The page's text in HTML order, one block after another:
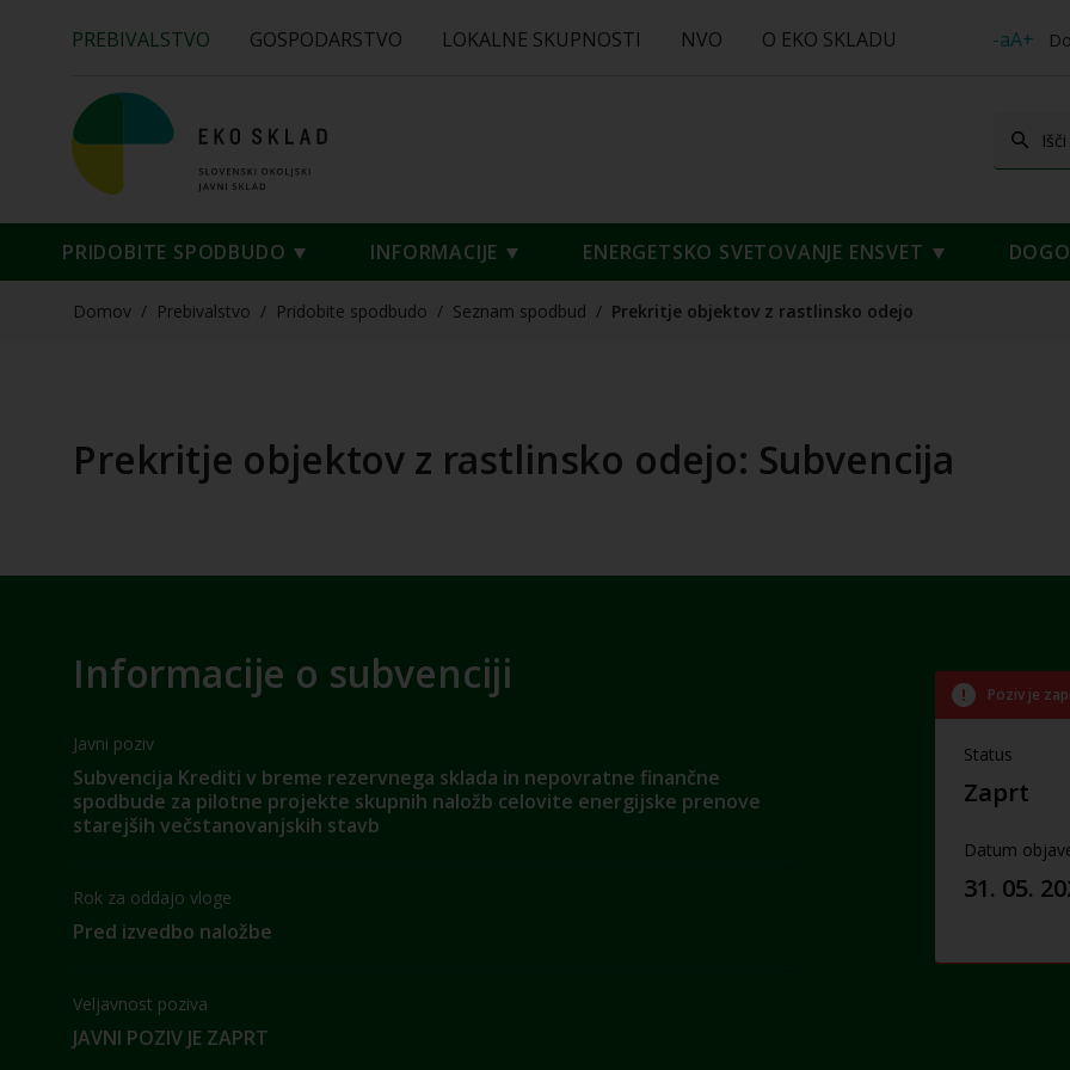
PREBIVALSTVO GOSPODARSTVO LOKALNE SKUPNOSTI NVO O EKO SKLADU -aA+
PRIDOBITE SPODBUDO INFORMACIJE ENERGETSKO SVETOVANJE ENSVET
Domov / Prebivalstvo / Pridobite spodbudo / Seznam spodbud / Prekritje objektov z rastlinsko odejo
Prekritje objektov z rastlinsko odejo: Subvencija
Informacije o subvenciji
Javni poziv
Subvencija Krediti v breme rezervnega sklada in nepovratne finančne
spodbude za pilotne projekte skupnih naložb celovite energijske prenove
starejših večstanovanjskih stavb
Rok za oddajo vloge
Pred izvedbo naložbe
Veljavnost poziva
JAVNI POZIV JE ZAPRT
Poziv je
Status
Zaprt
Datum
31. 05.